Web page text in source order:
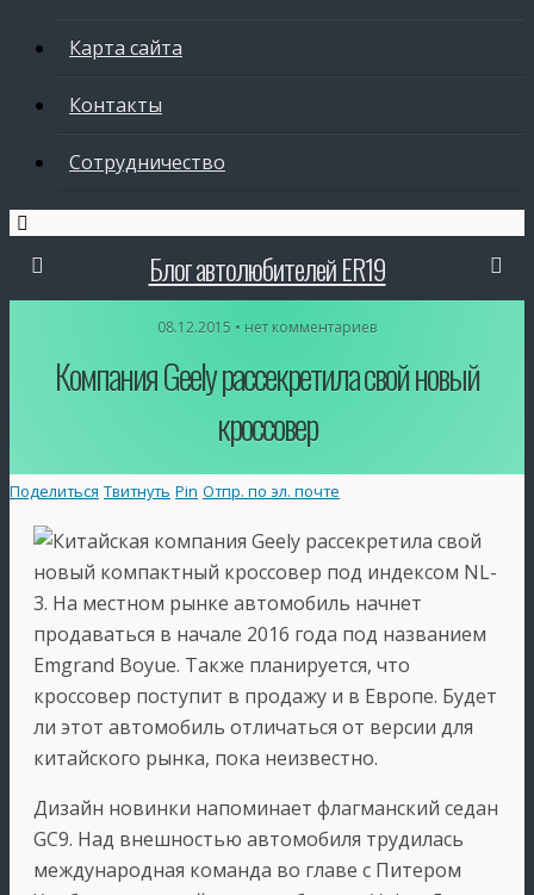
Карта сайта
Контакты
Сотрудничество
Блог автолюбителей ER19
08.12.2015 • нет комментариев
Компания Geely рассекретила свой новый
кроссовер
Поделиться Твитнуть Pin Отпр. по эл. почте
Китайская компания Geely рассекретила свой
новый компактный кроссовер под индексом NL-
3. На местном рынке автомобиль начнет
продаваться в начале 2016 года под названием
Emgrand Boyue. Также планируется, что
кроссовер поступит в продажу и в Европе. Будет
ли этот автомобиль отличаться от версии для
китайского рынка, пока неизвестно.
Дизайн новинки напоминает флагманский седан
GC9. Над внешностью автомобиля трудилась
международная команда во главе с Питером